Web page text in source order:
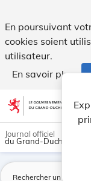
En poursuivant
cookies soient
utilisateur.
En savoir plus
Aller au contenu
Journal officiel
du Grand-Duché de